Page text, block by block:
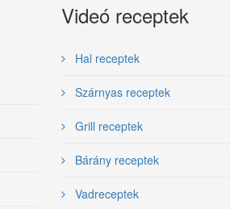
Videó receptek
Hal receptek
Szárnyas receptek
Grill receptek
Bárány receptek
Vadreceptek